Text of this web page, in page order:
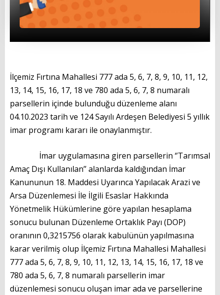
Eski Başkanlarımız
Muhtarlarımız
BAŞKANIMIZ
Başkanın Özgeçmişi
Başkanın Mesajı
Başkana Mesaj
PROJELERİMİZ
GÜNCEL
Foto Galeri
Videolar
Etkinlik Takvimi
İlçemiz Fırtına Mahallesi 777 ada 5, 6, 7, 8, 9, 10, 11, 12,
13, 14, 15, 16, 17, 18 ve 780 ada 5, 6, 7, 8 numaralı
parsellerin içinde bulunduğu düzenleme alanı
04.10.2023 tarih ve 124 Sayılı Ardeşen Belediyesi 5 yıllık
imar programı kararı ile onaylanmıştır.
İmar uygulamasına giren parsellerin ‘’Tarımsal
Amaç Dışı Kullanılan’’ alanlarda kaldığından İmar
Kanununun 18. Maddesi Uyarınca Yapılacak Arazi ve
Arsa Düzenlemesi İle İlgili Esaslar Hakkında
Yönetmelik Hükümlerine göre yapılan hesaplama
sonucu bulunan Düzenleme Ortaklık Payı (DOP)
oranının 0,3215756 olarak kabulünün yapılmasına
karar verilmiş olup İlçemiz Fırtına Mahallesi Mahallesi
777 ada 5, 6, 7, 8, 9, 10, 11, 12, 13, 14, 15, 16, 17, 18 ve
780 ada 5, 6, 7, 8 numaralı parsellerin imar
düzenlemesi sonucu oluşan imar ada ve parsellerine